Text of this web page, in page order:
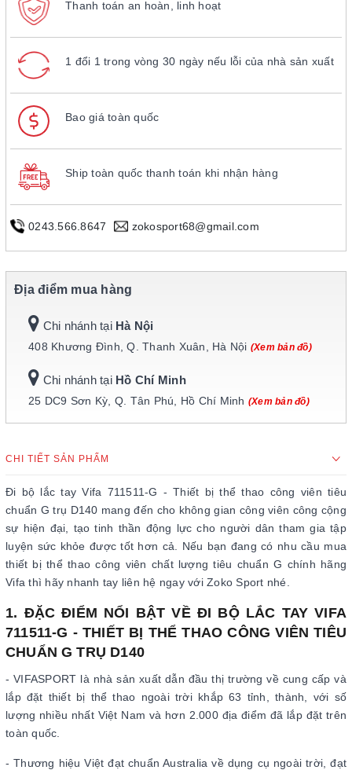
Thanh toán an hoàn, linh hoạt
1 đổi 1 trong vòng 30 ngày nếu lỗi của nhà sản xuất
Bao giá toàn quốc
Ship toàn quốc thanh toán khi nhận hàng
0243.566.8647 zokosport68@gmail.com
Địa điểm mua hàng
Chi nhánh tại Hà Nội
408 Khương Đình, Q. Thanh Xuân, Hà Nội (Xem bản đồ)
Chi nhánh tại Hồ Chí Minh
25 DC9 Sơn Kỳ, Q. Tân Phú, Hồ Chí Minh (Xem bản đồ)
CHI TIẾT SẢN PHẨM
Đi bộ lắc tay Vifa 711511-G - Thiết bị thể thao công viên tiêu
chuẩn G trụ D140 mang đến cho không gian công viên công cộng
sự hiện đại, tạo tinh thần động lực cho người dân tham gia tập
luyện sức khỏe được tốt hơn cả. Nếu bạn đang có nhu cầu mua
thiết bị thể thao công viên chất lượng tiêu chuẩn G chính hãng
Vifa thì hãy nhanh tay liên hệ ngay với Zoko Sport nhé.
1. ĐẶC ĐIỂM NỔI BẬT VỀ ĐI BỘ LẮC TAY VIFA
711511-G - THIẾT BỊ THỂ THAO CÔNG VIÊN TIÊU
CHUẨN G TRỤ D140
- VIFASPORT là nhà sản xuất dẫn đầu thị trường về cung cấp và
lắp đặt thiết bị thể thao ngoài trời khắp 63 tỉnh, thành, với số
lượng nhiều nhất Việt Nam và hơn 2.000 địa điểm đã lắp đặt trên
toàn quốc.
- Thương hiệu Việt đạt chuẩn Australia về dụng cụ ngoài trời, đạt